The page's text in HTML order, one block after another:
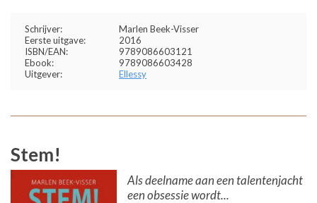
Schrijver:
Marlen Beek-Visser
Eerste uitgave:
2016
ISBN/EAN:
9789086603121
Ebook:
9789086603428
Uitgever:
Ellessy
Stem!
Als deelname aan een talentenjacht
een obsessie wordt...